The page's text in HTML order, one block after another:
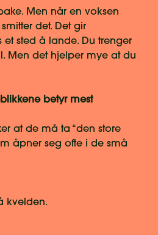
Men når en voksen
det. Det gir
et sted å lande. Du trenger
Men det hjelper mye at du
betyr mest
at de må ta “den store
åpner seg ofte i de små
kvelden.